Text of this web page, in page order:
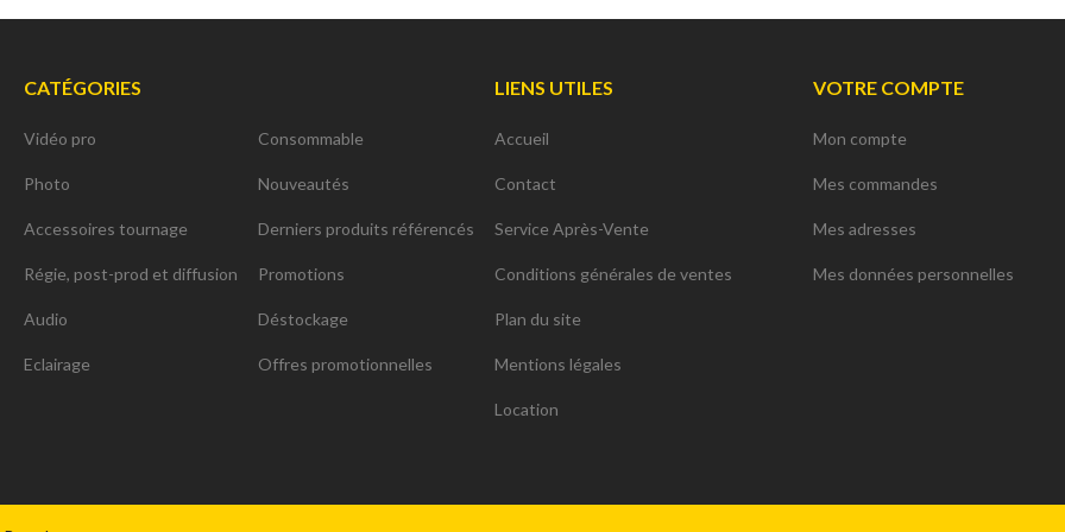
CATÉGORIES
Vidéo pro
Photo
Accessoires tournage
Régie, post-prod et diffusion
Audio
Eclairage
Consommable
Nouveautés
Derniers produits référencés
Promotions
Déstockage
Offres promotionnelles
LIENS UTILES
Accueil
Contact
Service Après-Vente
Conditions générales de ventes
Plan du site
Mentions légales
Location
VOTRE COMPTE
Mon compte
Mes commandes
Mes adresses
Mes données personnelles